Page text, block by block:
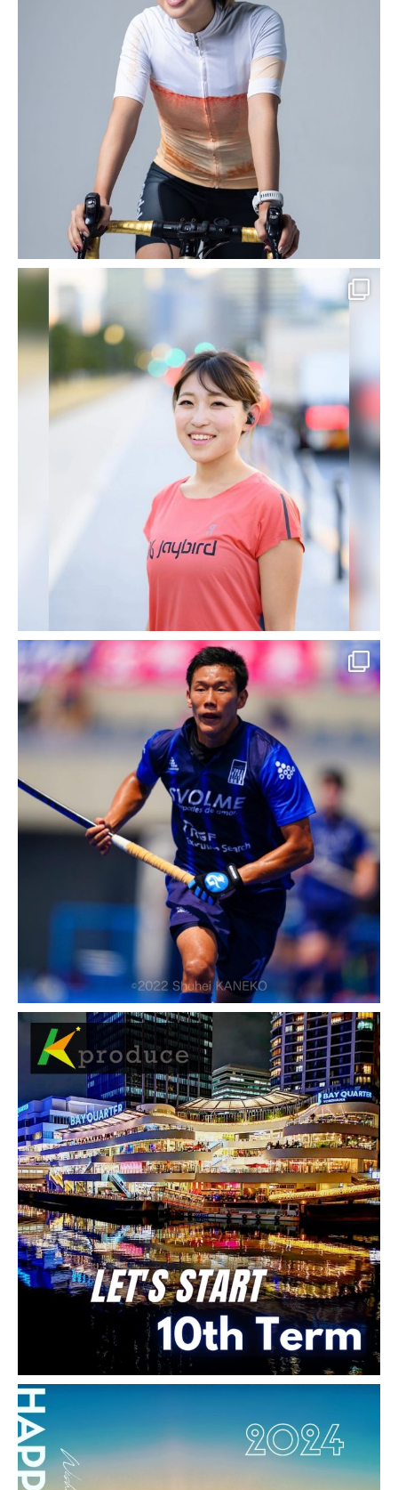
Kプロデュースとは？
2018年1月
2018年1月
2018-01-22
SEO対策 導入実績・事例
【ウェブサイト制作実績紹介】
早稲田大学 アナウンス 実況
MC ナレーション ｜ 早稲田大
学アナウンス研究会 様
お客様名 早稲田大学アナウンス研究会 様 事
業概要 アナウンス,実況,ナレーション,レポー
トなどの外部依頼 ご利用サービス サイト運営
URL：http://waseda-wak1952.com/ 特記事項
早稲田大学ア […]
2018-01-20
SEO対策 導入実績・事例
【SEO対策実績紹介】仙台 結婚
指輪 結婚指輪 プロポーズ｜セ
ントロフェリシタ 様
お客様名 協同組合日本ゴールドチェーン セン
トロフェリシタ（株式会社新光堂） 様 事業
概要 結婚指輪、婚約指輪、ブライダルジュエ
リーの販売 他 ご利用サービス ウェブ制作、
SEO対策、ウェブコンサルティング URL：h
[…]
K produce Instagram
k_produce_official